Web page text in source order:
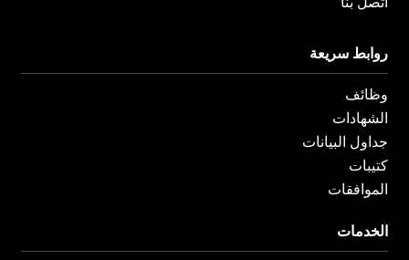
روابط سريعة
وظائف
الشهادات
جداول البيانات
كتيبات
الموافقات
الخدمات